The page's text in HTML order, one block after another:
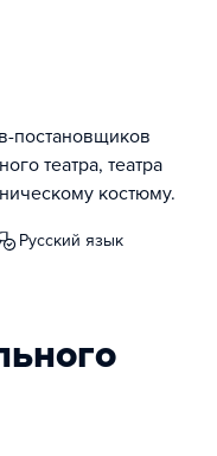
постановщиков
театра, театра
костюму.
русский язык